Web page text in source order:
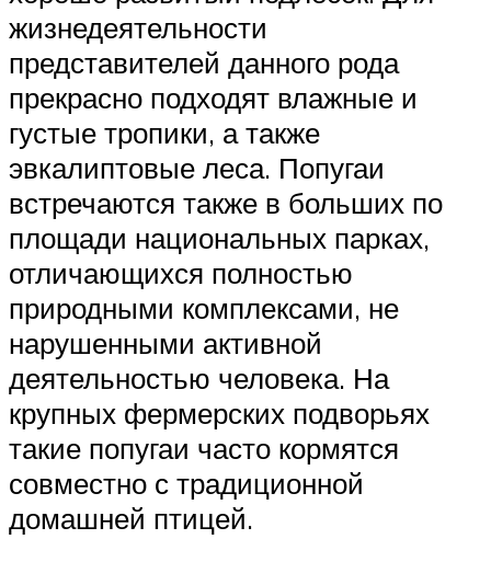
жизнедеятельности
представителей данного рода
прекрасно подходят влажные и
густые тропики, а также
эвкалиптовые леса. Попугаи
встречаются также в больших по
площади национальных парках,
отличающихся полностью
природными комплексами, не
нарушенными активной
деятельностью человека. На
крупных фермерских подворьях
такие попугаи часто кормятся
совместно с традиционной
домашней птицей.